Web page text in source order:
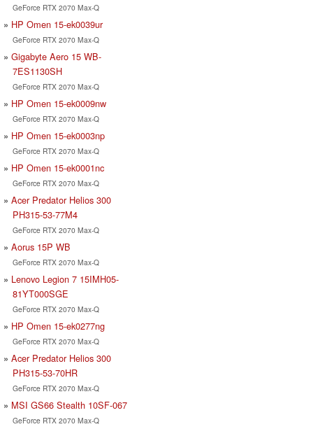
GeForce RTX 2070 Max-Q
HP Omen 15-ek0039ur
GeForce RTX 2070 Max-Q
Gigabyte Aero 15 WB-
7ES1130SH
GeForce RTX 2070 Max-Q
HP Omen 15-ek0009nw
GeForce RTX 2070 Max-Q
HP Omen 15-ek0003np
GeForce RTX 2070 Max-Q
HP Omen 15-ek0001nc
GeForce RTX 2070 Max-Q
Acer Predator Helios 300
PH315-53-77M4
GeForce RTX 2070 Max-Q
Aorus 15P WB
GeForce RTX 2070 Max-Q
Lenovo Legion 7 15IMH05-
81YT000SGE
GeForce RTX 2070 Max-Q
HP Omen 15-ek0277ng
GeForce RTX 2070 Max-Q
Acer Predator Helios 300
PH315-53-70HR
GeForce RTX 2070 Max-Q
MSI GS66 Stealth 10SF-067
GeForce RTX 2070 Max-Q